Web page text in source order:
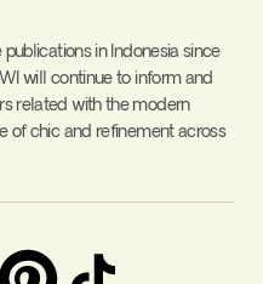
in Indonesia since
will continue to inform and
related with the modern
of chic and refinement across